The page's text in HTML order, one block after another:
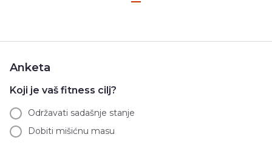
Anketa
Koji je vaš fitness cilj?
Održavati sadašnje stanje
Dobiti mišićnu masu